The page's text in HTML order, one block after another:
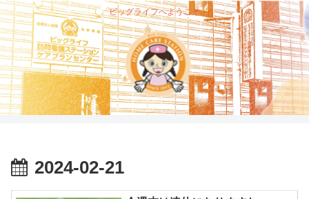
ビッグライフへようこそ
2024-02-21